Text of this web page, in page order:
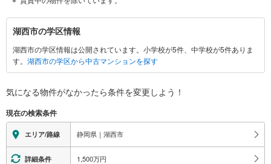
湖
西
市
に
す
情
報
湖西市の学区情報
湖西市の学区情報は公開されています。小学校が5件、中学校が5件ありま
す。 湖西市の学区から中古マンションを探す
気になる物件がなかったら条件を変更しよう！
現在の検索条件
エリア/路線 静岡県｜湖西市
詳細条件 1,500万円